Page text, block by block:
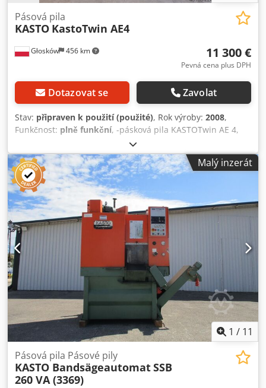
Głosków 456 km
Pásová pila
KASTO KastoTwin AE4
11 300 €
Pevná cena plus DPH
Dotazovat se Zavolat
Stav: připraven k použití (použité), Rok výroby: 2008,
Funkčnost: plně funkční, -pásková pila KASTOTwin AE 4,
automat CNC -průměr řezu hřídele 400 mm -rozměry 400 x
400 -jednorázový posuv 900 mm, opakovatelnost x999
-řežný pás 5009 x 34 x 1,1 (navíc 3 kusy, hodnota přibližně
1 tisíc) -automatický odvodník třísek -čerpadlo chladicí
kapaliny Dcjdszp Dpxjpfx Aipjk -dokumentace -originální,
velmi robustní a certifikované válcové stoly, 1 výstupní o
délce 200 cm a 1 vstupní o délce 400 cm, celkem 600 cm
válcových stolů -stroj je funkční a připravený k použití, lze
si jej prohlédnout v Głoskowie u Varšavy -Stroj byl
pravidelně servisován až do konce roku 2025. -Můžeme
vám pomoci s organizací přepravy -hmotnost 2200 kg -cena
bez DPH
Malý inzerát
1 / 11
Pásová pila Pásové pily
KASTO BandsägeautomatSSB
260 VA (3369)